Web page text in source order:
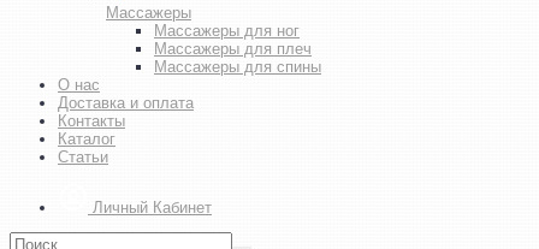
Массажеры
Массажеры для ног
Массажеры для плеч
Массажеры для спины
О нас
Доставка и оплата
Контакты
Каталог
Статьи
Личный Кабинет